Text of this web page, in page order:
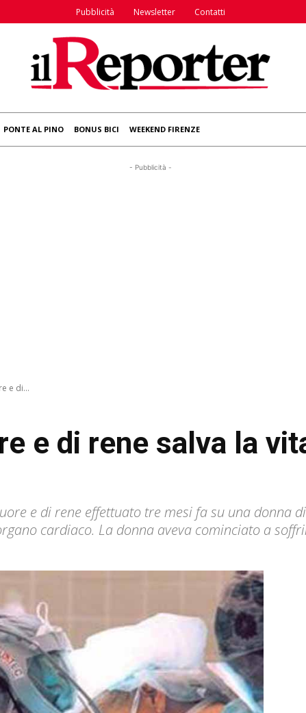
Pubblicità Newsletter Contatti
PONTE AL PINO BONUS BICI WEEKEND FIRENZE
- Pubblicità -
e di...
e di rene salva la
e di rene effettuato tre mesi fa su una donna
cardiaco. La donna aveva cominciato a